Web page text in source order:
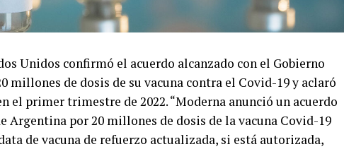
Unidos confirmó el acuerdo alcanzado con el Gobierno
millones de dosis de su vacuna contra el Covid-19 y aclaró
el primer trimestre de 2022. “Moderna anunció un acuerdo
Argentina por 20 millones de dosis de la vacuna Covid-19
de vacuna de refuerzo actualizada, si está autorizada,